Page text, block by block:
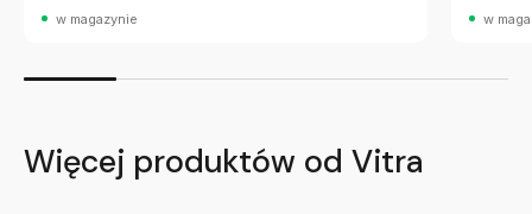
w magazynie w
Więcej produktów od Vitra